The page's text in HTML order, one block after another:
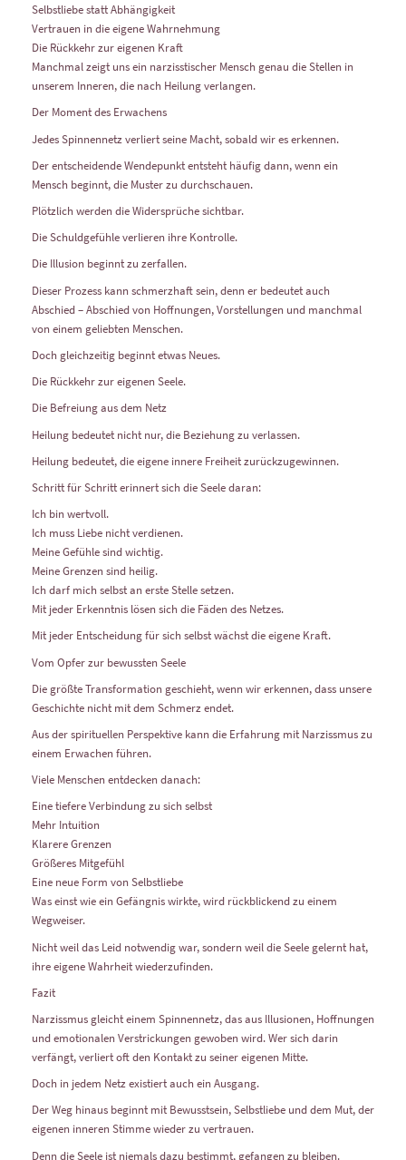
Selbstliebe statt Abhängigkeit
Vertrauen in die eigene Wahrnehmung
Die Rückkehr zur eigenen Kraft
Manchmal zeigt uns ein narzisstischer Mensch genau die Stellen in
unserem Inneren, die nach Heilung verlangen.
Der Moment des Erwachens
Jedes Spinnennetz verliert seine Macht, sobald wir es erkennen.
Der entscheidende Wendepunkt entsteht häufig dann, wenn ein
Mensch beginnt, die Muster zu durchschauen.
Plötzlich werden die Widersprüche sichtbar.
Die Schuldgefühle verlieren ihre Kontrolle.
Die Illusion beginnt zu zerfallen.
Dieser Prozess kann schmerzhaft sein, denn er bedeutet auch
Abschied – Abschied von Hoffnungen, Vorstellungen und manchmal
von einem geliebten Menschen.
Doch gleichzeitig beginnt etwas Neues.
Die Rückkehr zur eigenen Seele.
Die Befreiung aus dem Netz
Heilung bedeutet nicht nur, die Beziehung zu verlassen.
Heilung bedeutet, die eigene innere Freiheit zurückzugewinnen.
Schritt für Schritt erinnert sich die Seele daran:
Ich bin wertvoll.
Ich muss Liebe nicht verdienen.
Meine Gefühle sind wichtig.
Meine Grenzen sind heilig.
Ich darf mich selbst an erste Stelle setzen.
Mit jeder Erkenntnis lösen sich die Fäden des Netzes.
Mit jeder Entscheidung für sich selbst wächst die eigene Kraft.
Vom Opfer zur bewussten Seele
Die größte Transformation geschieht, wenn wir erkennen, dass unsere
Geschichte nicht mit dem Schmerz endet.
Aus der spirituellen Perspektive kann die Erfahrung mit Narzissmus zu
einem Erwachen führen.
Viele Menschen entdecken danach:
Eine tiefere Verbindung zu sich selbst
Mehr Intuition
Klarere Grenzen
Größeres Mitgefühl
Eine neue Form von Selbstliebe
Was einst wie ein Gefängnis wirkte, wird rückblickend zu einem
Wegweiser.
Nicht weil das Leid notwendig war, sondern weil die Seele gelernt hat,
ihre eigene Wahrheit wiederzufinden.
Fazit
Narzissmus gleicht einem Spinnennetz, das aus Illusionen, Hoffnungen
und emotionalen Verstrickungen gewoben wird. Wer sich darin
verfängt, verliert oft den Kontakt zu seiner eigenen Mitte.
Doch in jedem Netz existiert auch ein Ausgang.
Der Weg hinaus beginnt mit Bewusstsein, Selbstliebe und dem Mut, der
eigenen inneren Stimme wieder zu vertrauen.
Denn die Seele ist niemals dazu bestimmt, gefangen zu bleiben.